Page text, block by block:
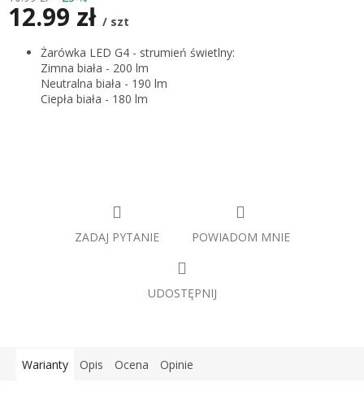
12.99 zł / szt
jednostkowa:
Żarówka LED G4 - strumień świetlny:
Zimna biała - 200 lm
Neutralna biała - 190 lm
Ciepła biała - 180 lm
ZADAJ PYTANIE POWIADOM MNIE
UDOSTĘPNIJ
Warianty Opis Ocena Opinie